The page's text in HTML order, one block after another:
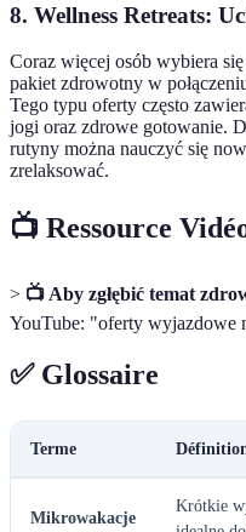
8. Wellness Retreats:
Coraz więcej osób wybiera się
pakiet zdrowotny w
Tego typu oferty często
jogi oraz zdrowe gotowanie.
rutyny można nauczyć się
zrelaksować.
📺 Ressource
> 📺 Aby zgłębić temat
YouTube: "oferty wyjazdowe
✅ Glossaire
Terme
Mikrowakacje
Krótkie